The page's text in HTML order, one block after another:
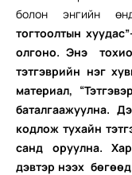
болон энгийн
тогтоолтын
олгоно. Энэ
тэтгэврийн нэг
материал,
баталгаажуулна.
кодлож тухайн
санд оруулна.
дэвтэр нээх